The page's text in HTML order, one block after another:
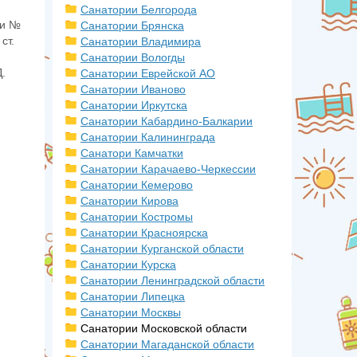
№
Санатории Белгорода
Санатории Брянска
Санатории Владимира
Санатории Вологды
Санатории Еврейской АО
Санатории Иваново
Санатории Иркутска
Санатории Кабардино-Балкарии
Санатории Калининграда
Санатори Камчатки
Санатории Карачаево-Черкессии
Санатории Кемерово
Санатории Кирова
Санатории Костромы
Санатории Красноярска
Санатории Курганской области
Санатории Курска
Санатории Ленинградской области
Санатории Липецка
Санатории Москвы
Санатории Московской области
Санатории Магаданской области